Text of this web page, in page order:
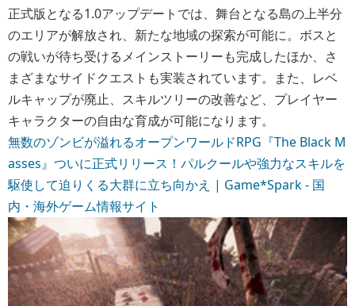
正式版となる1.0アップデートでは、舞台となる島の上半分
のエリアが解放され、新たな地域の探索が可能に。ボスと
の戦いが待ち受けるメインストーリーも完成したほか、さ
まざまなサイドクエストも実装されています。また、レベ
ルキャップが廃止、スキルツリーの改善など、プレイヤー
キャラクターの自由な育成が可能になります。
無数のゾンビが溢れるオープンワールドRPG『The Black M
asses』ついに正式リリース！パルクールや強力なスキルを
駆使して迫りくる大群に立ち向かえ | Game*Spark - 国
内・海外ゲーム情報サイト